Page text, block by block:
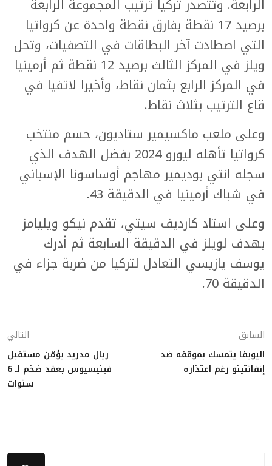
الرابعة. وتتصدر تركيا ترتيب المجموعة الرابعة
برصيد 17 نقطة بفارق نقطة واحدة عن كرواتيا
التي اصطادت آخر البطاقات في التصفيات، وتحل
ويلز في المركز الثالث برصيد 12 نقطة ثم أرمينيا
في المركز الرابع بثمان نقاط، وأخيرا لاتفيا في
قاع الترتيب بثلاث نقاط.
وعلى ملعب ماكسيمير ستاديون، حسم منتخب
كرواتيا تأهله ليورو 2024 بفضل الهدف الذي
سجله انتي بوديمير مهاجم أوساسونا الإسباني
في شباك أرمينيا في الدقيقة 43.
وعلى استاد كارديف سيتي، تقدم نيكو ويليامز
بهدف لويلز في الدقيقة السابعة ثم أدرك
يوسف يازيسي التعادل لتركيا من ضربة جزاء في
الدقيقة 70.
السابق
اليويفا يتمسك بموقفه ضد
إنفانتينو رغم اعتذاره
التالي
ريال مدريد يؤمّن مستقبل
فينيسيوس بعقد ضخم لـ 6
سنوات